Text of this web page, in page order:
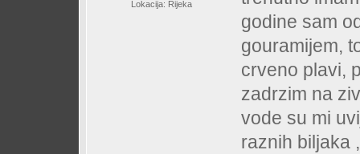
Lokacija: Rijeka
godine sam
gouramijem,
crveno plavi,
zadrzim na
vode su mi
raznih biljaka